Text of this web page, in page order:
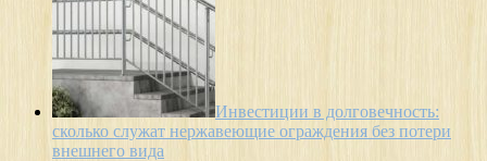
Инвестиции в долговечность:
сколько служат нержавеющие ограждения без потери
внешнего вида